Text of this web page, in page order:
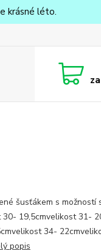
krásné léto.
za
šusťákem s možností
19,5cmvelikost 31-
34-
popis